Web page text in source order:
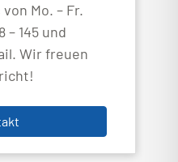
Mo. – Fr.
– 145 und
Wir freuen